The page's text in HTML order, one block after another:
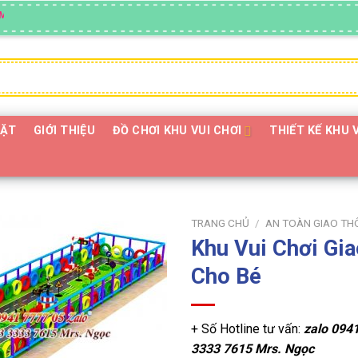
GIỚI THIỆU ĐỒ CHƠI KHU VUI CHƠI THIẾT KẾ KHU
TRANG CHỦ / AN TOÀN GIAO
Khu Vui Chơi
Cho Bé
+ Số Hotline tư vấn: zalo
3333 7615 Mrs. Ngọc